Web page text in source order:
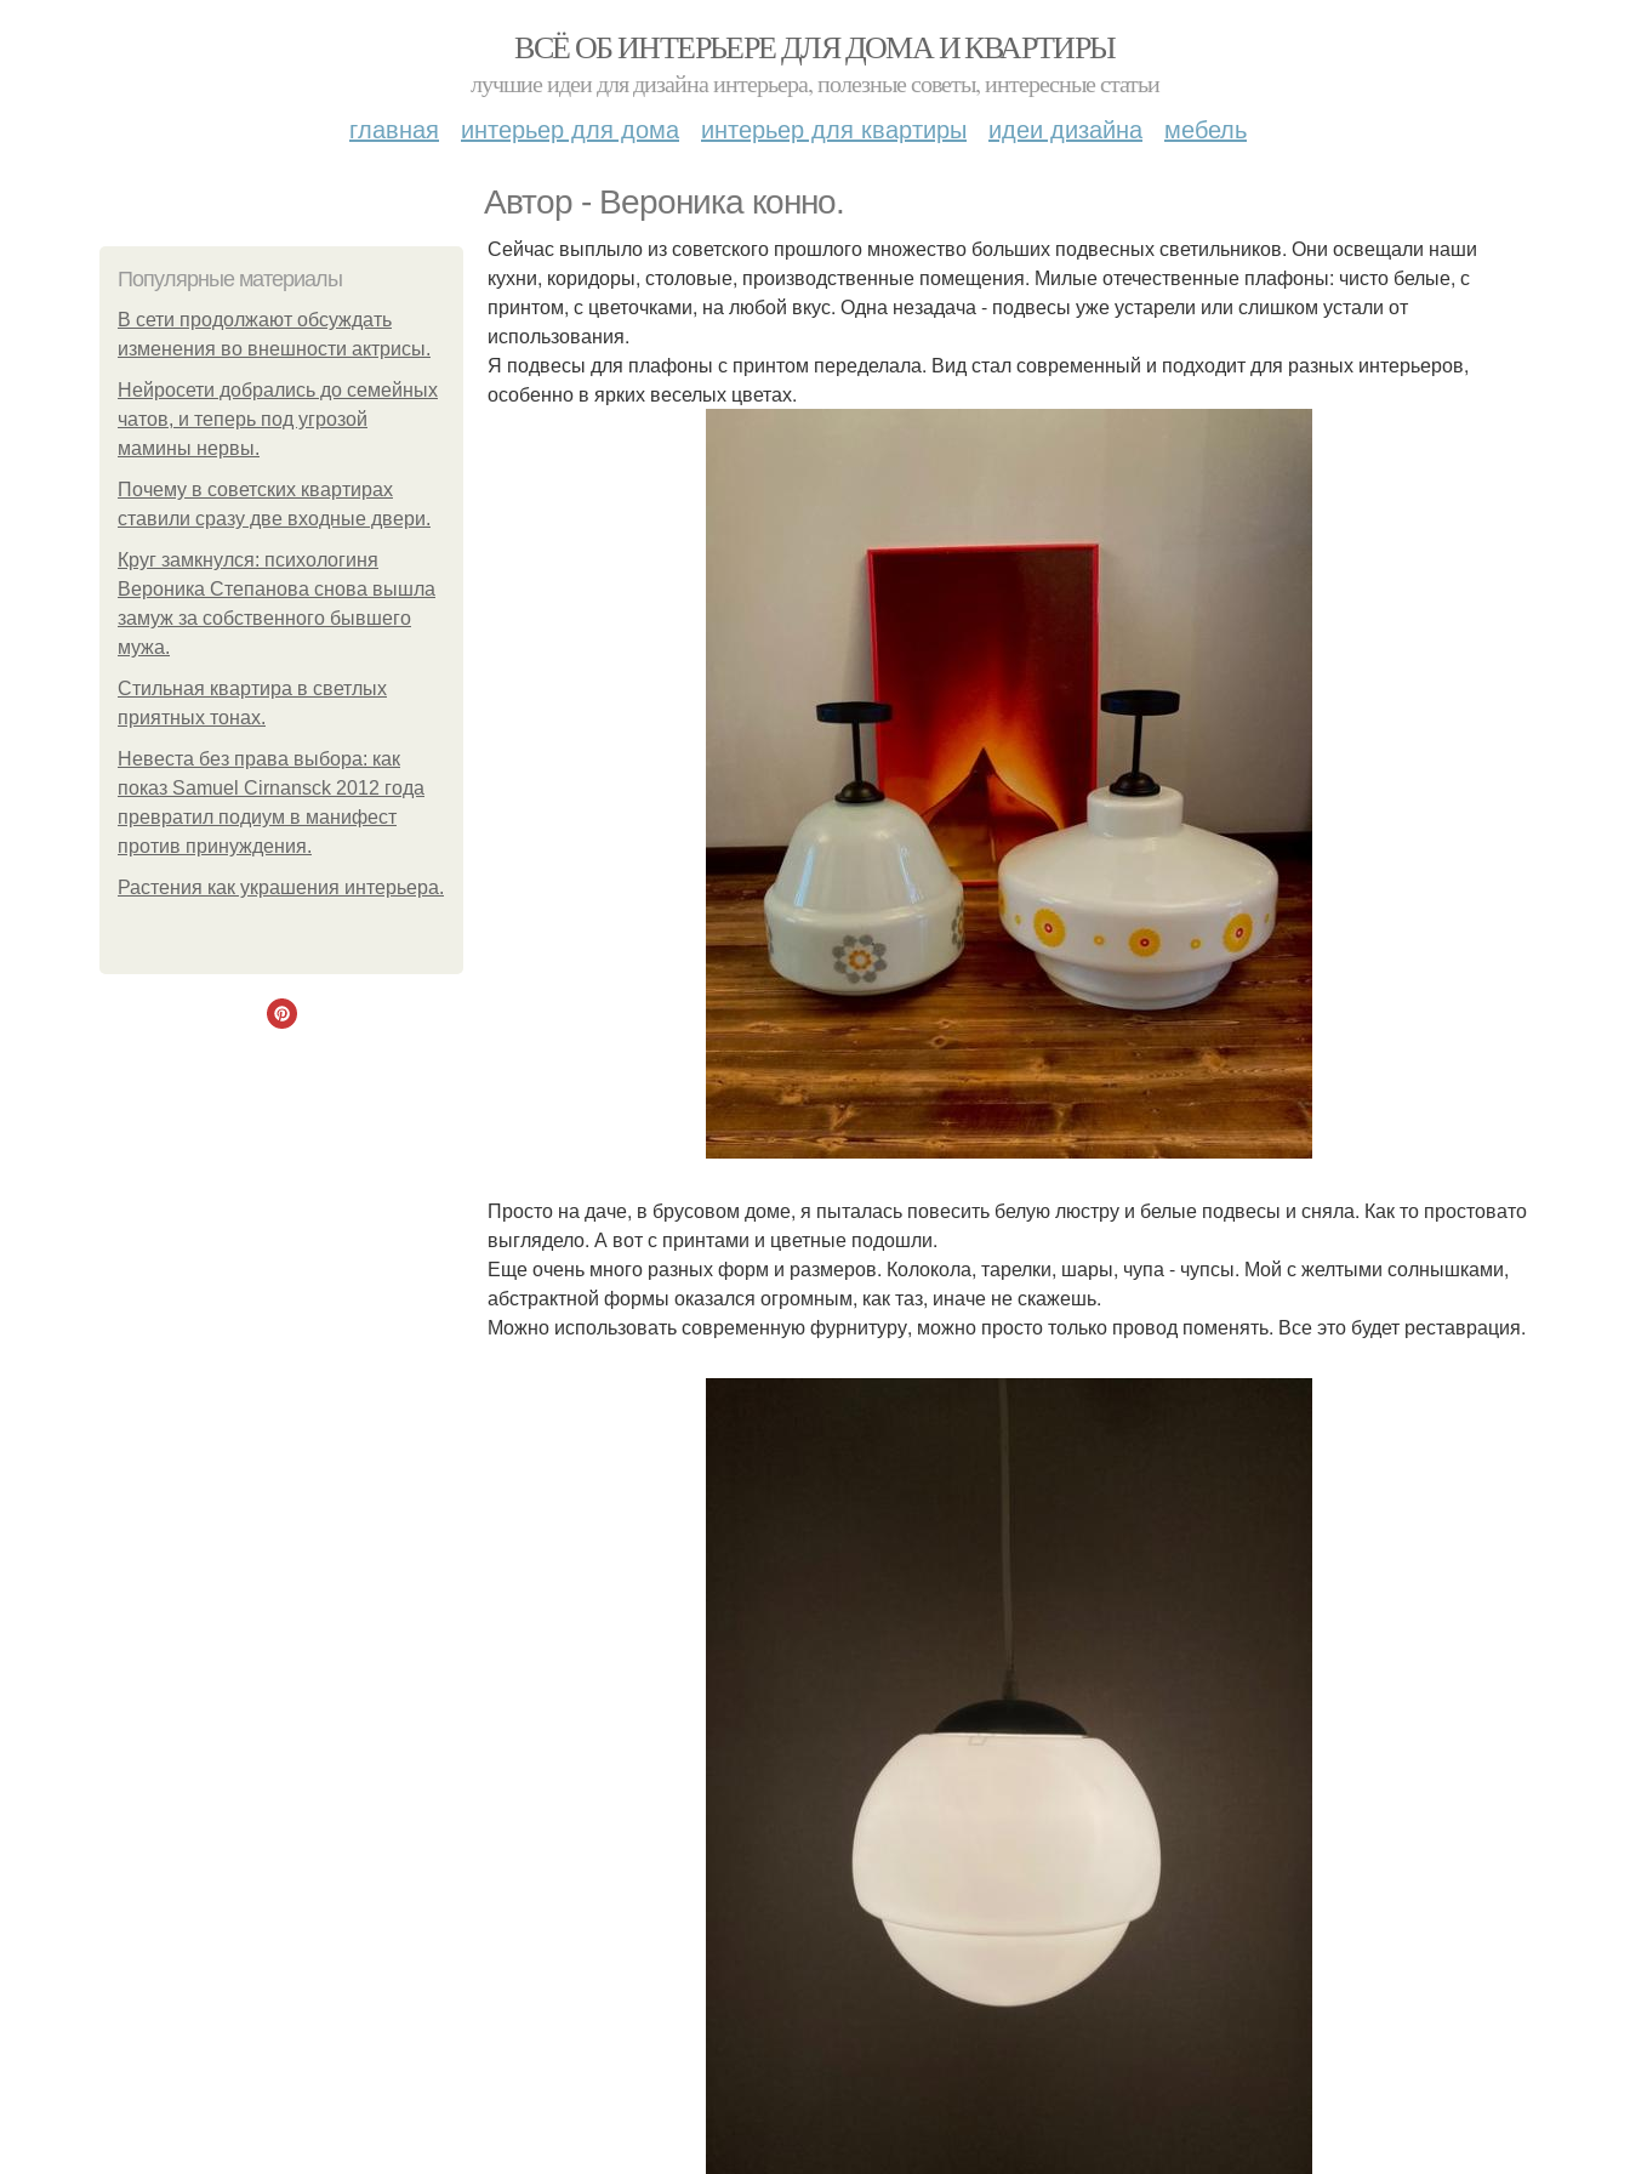
ВСЁ ОБ ИНТЕРЬЕРЕ ДЛЯ ДОМА И КВАРТИРЫ
лучшие идеи для дизайна интерьера, полезные советы, интересные статьи
главная интерьер для дома интерьер для квартиры идеи дизайна мебель
Автор - Вероника конно.
Популярные материалы
В сети продолжают обсуждать
изменения во внешности актрисы.
Нейросети добрались до семейных
чатов, и теперь под угрозой
мамины нервы.
Почему в советских квартирах
ставили сразу две входные двери.
Круг замкнулся: психологиня
Вероника Степанова снова вышла
замуж за собственного бывшего
мужа.
Стильная квартира в светлых
приятных тонах.
Невеста без права выбора: как
показ Samuel Cirnansck 2012 года
превратил подиум в манифест
против принуждения.
Растения как украшения интерьера.
Сейчас выплыло из советского прошлого множество больших подвесных светильников. Они освещали наши
кухни, коридоры, столовые, производственные помещения. Милые отечественные плафоны: чисто белые, с
принтом, с цветочками, на любой вкус. Одна незадача - подвесы уже устарели или слишком устали от
использования.
Я подвесы для плафоны с принтом переделала. Вид стал современный и подходит для разных интерьеров,
особенно в ярких веселых цветах.
Просто на даче, в брусовом доме, я пыталась повесить белую люстру и белые подвесы и сняла. Как то простовато
выглядело. А вот с принтами и цветные подошли.
Еще очень много разных форм и размеров. Колокола, тарелки, шары, чупа - чупсы. Мой с желтыми солнышками,
абстрактной формы оказался огромным, как таз, иначе не скажешь.
Можно использовать современную фурнитуру, можно просто только провод поменять. Все это будет реставрация.